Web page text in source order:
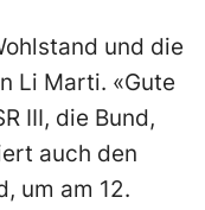
und die
Li Marti. «Gute
III, die Bund,
auch den
um am 12.